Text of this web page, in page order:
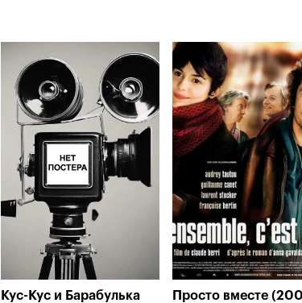
Кус-Кус и Барабулька
Просто вместе